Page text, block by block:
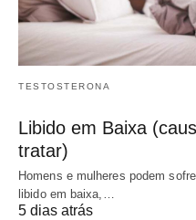
TESTOSTERONA
Libido em Baixa
tratar)
Homens e mulheres podem
libido em baixa,…
5 dias atrás